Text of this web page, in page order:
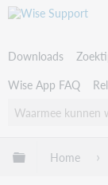
Downloads
Wise App FAQ
Home